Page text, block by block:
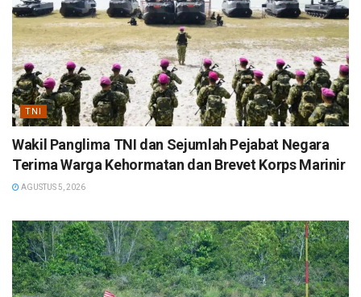
TNI
Wakil Panglima TNI dan Sejumlah Pejabat Negara
Terima Warga Kehormatan dan Brevet Korps Marinir
AGUSTUS 5, 2026